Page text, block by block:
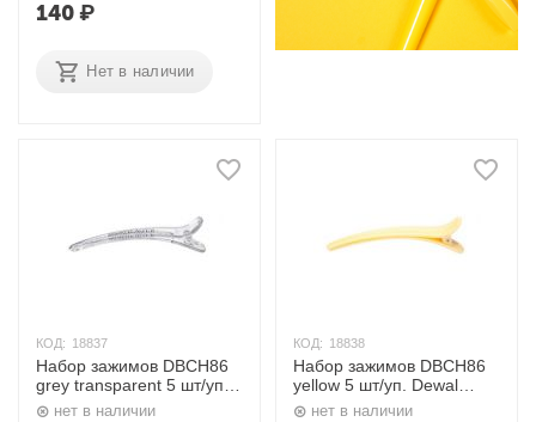
140₽
Нет в наличии
КОД: 18837
Набор зажимов DBCH86
grey transparent 5 шт/уп.
Dewal Beauty
нет в наличии
КОД: 18838
Набор зажимов DBCH86
yellow 5 шт/уп. Dewal
Beauty.
нет в наличии